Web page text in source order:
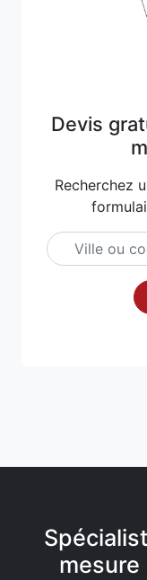
Devis
Recherchez